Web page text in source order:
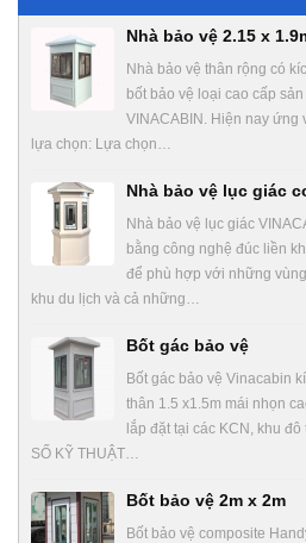
Nhà bảo vệ 2.15 x
Nhà bảo vệ thân rộng có
bốt bảo vệ loại cao cấp
VINACABIN. Hiện nay ứng
lựa chọn: Lựa chọn…
Nhà bảo vệ lục giác
Nhà bảo vệ lục giác
bằng công nghệ đúc liền
để phù hợp với những
khu du lịch và cả những…
Bốt gác bảo vệ
Bốt gác bảo vệ Vinacabin
thân 1.5 x1.5m mái nhọn
lắp đặt tại các KCN, khu
SỐ KỸ THUẬT…
Bốt bảo vệ 2m x 2m
Bốt bảo vệ composite